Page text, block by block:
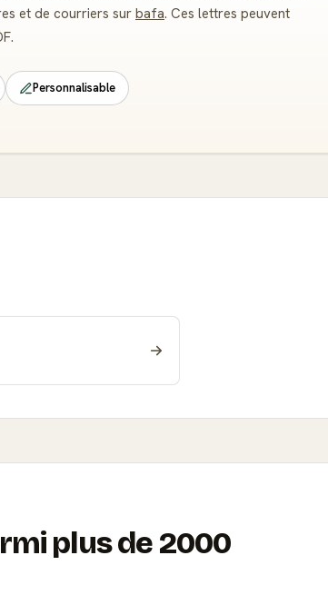
et de courriers sur bafa. Ces lettres peuvent
Personnalisable
plus de 2000